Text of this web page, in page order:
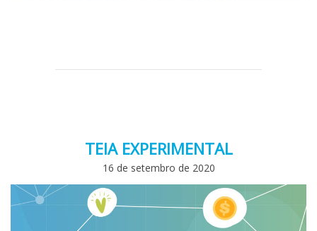
TEIA EXPERIMENTAL
16 de setembro de 2020